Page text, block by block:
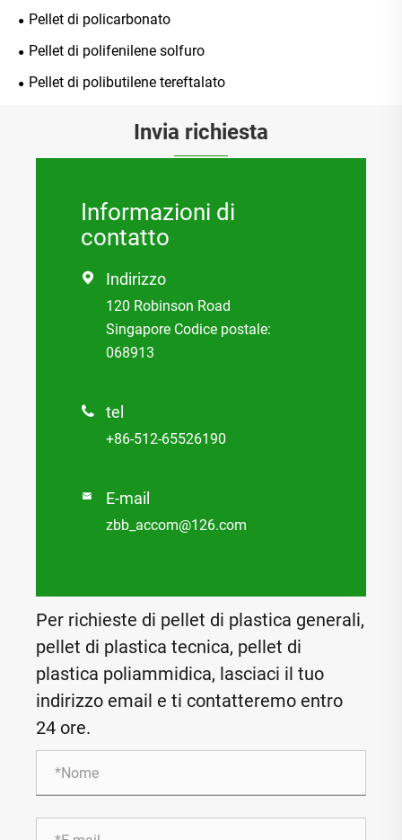
Pellet di policarbonato
Pellet di polifenilene solfuro
Pellet di polibutilene tereftalato
Invia richiesta
Informazioni di
contatto
 Indirizzo
120 Robinson Road
Singapore Codice postale:
068913
 tel
+86-512-65526190
 E-mail
zbb_accom@126.com
Per richieste di pellet di plastica generali,
pellet di plastica tecnica, pellet di
plastica poliammidica, lasciaci il tuo
indirizzo email e ti contatteremo entro
24 ore.